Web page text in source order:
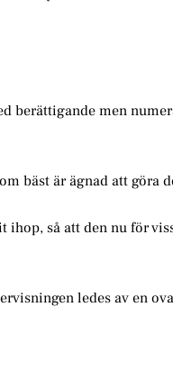
berättigande men
bäst är ägnad att göra
så att den nu för
ledes av en